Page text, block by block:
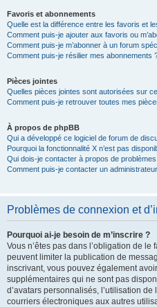
Favoris et abonnements
Quelle est la différence entre les favoris et
Comment puis-je ajouter aux favoris ou
Comment puis-je m’abonner à un forum
Comment puis-je résilier mes abonnements
Pièces jointes
Quelles pièces jointes sont autorisées sur
Comment puis-je retrouver toutes mes
À propos de phpBB
Qui a développé ce logiciel de forum de
Pourquoi la fonctionnalité X n’est pas
Qui dois-je contacter à propos de
Comment puis-je contacter un
Problèmes de connexion et
Pourquoi ai-je besoin de m’inscrire ?
Vous n’êtes pas dans l’obligation de
peuvent limiter la publication de
inscrivant, vous pouvez également
supplémentaires qui ne sont pas
d’avatars personnalisés, l’utilisation
courriers électroniques aux autres